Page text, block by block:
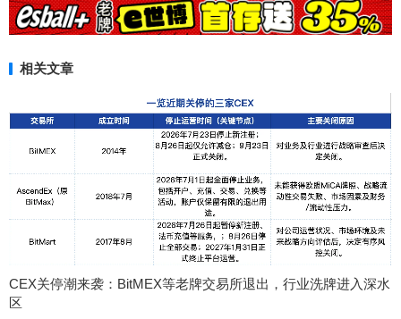
相关文章
CEX关停潮来袭：BitMEX等老牌交易所退出，行业洗牌进入深水
区